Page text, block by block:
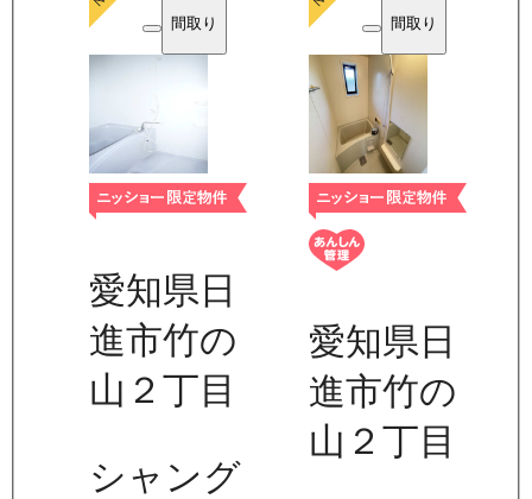
間取り
愛知県日
進市竹の
山２丁目
シャング
間取り
愛知県日
進市竹の
山２丁目